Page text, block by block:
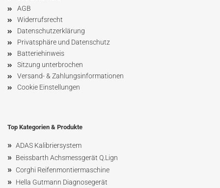
AGB
Widerrufsrecht
Datenschutzerklärung
Privatsphäre und Datenschutz
Batteriehinweis
Sitzung unterbrochen
Versand- & Zahlungsinformationen
Cookie Einstellungen
Top Kategorien & Produkte
» ADAS Kalibriersystem
» Beissbarth Achsmessgerät Q.Lign
» Corghi Reifenmontiermaschine
» Hella Gutmann Diagnosegerät